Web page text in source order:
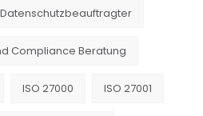
Compliance Beratung
ISO 27000 ISO 27001